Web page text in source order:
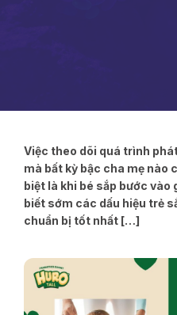
Việc theo dõi quá trình
mà bất kỳ bậc cha mẹ nào
biệt là khi bé sắp bước vào
biết sớm các dấu hiệu trẻ
chuẩn bị tốt nhất […]